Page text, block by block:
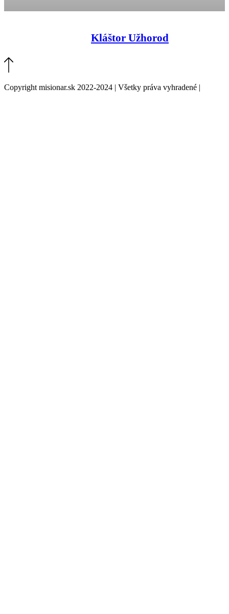
Kláštor Užhorod
Copyright misionar.sk 2022-2024 | Všetky práva vyhradené |